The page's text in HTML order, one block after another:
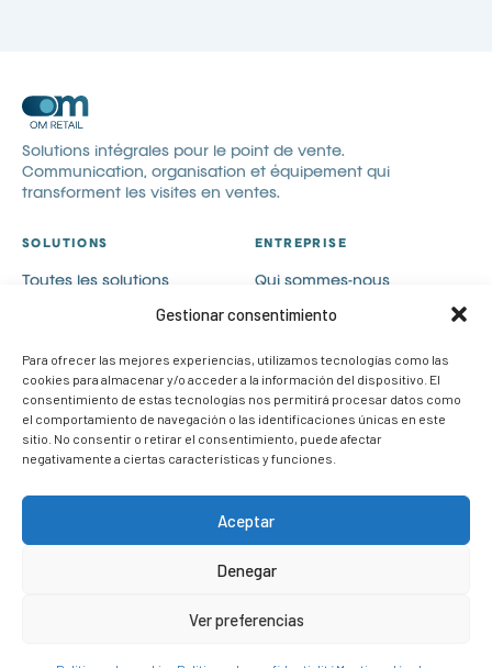
Gestionar consentimiento
Para ofrecer las mejores experiencias, utilizamos tecnologías como las
cookies para almacenar y/o acceder a la información del dispositivo. El
consentimiento de estas tecnologías nos permitirá procesar datos como
el comportamiento de navegación o las identificaciones únicas en este
sitio. No consentir o retirar el consentimiento, puede afectar
negativamente a ciertas características y funciones.
Aceptar
Denegar
Ver preferencias
Solutions intégrales pour le point de vente.
Communication, organisation et équipement qui
transforment les visites en ventes.
SOLUTIONS
Toutes les solutions
Communication visuelle
PLV
Cas de succès
ENTREPRISE
Qui sommes-nous
Catalogues
Contact
Rejoignez-nous
info@om-retail.com
+34 914 990 980
Demander des informations
© 2026 OM Retail. Tous droits réservés.